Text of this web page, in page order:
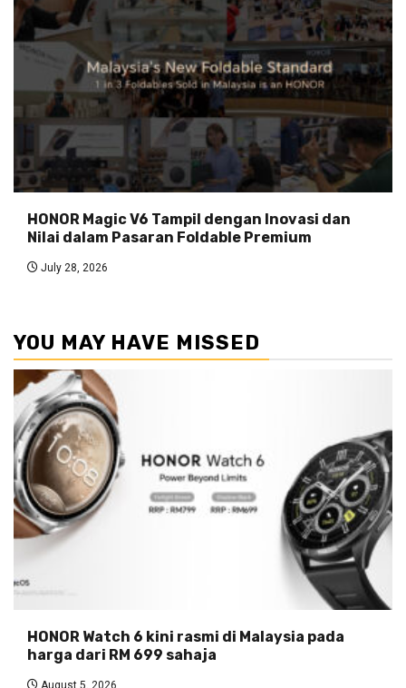
HONOR Magic V6 Tampil dengan Inovasi dan
Nilai dalam Pasaran Foldable Premium
July 28, 2026
YOU MAY HAVE MISSED
HONOR Watch 6 kini rasmi di Malaysia pada
harga dari RM 699 sahaja
August 5, 2026